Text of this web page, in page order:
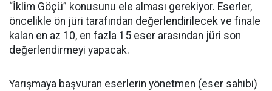
“İklim Göçü” konusunu ele alması gerekiyor. Eserler,
öncelikle ön jüri tarafından değerlendirilecek ve finale
kalan en az 10, en fazla 15 eser arasından jüri son
değerlendirmeyi yapacak.
Yarışmaya başvuran eserlerin yönetmen (eser sahibi)